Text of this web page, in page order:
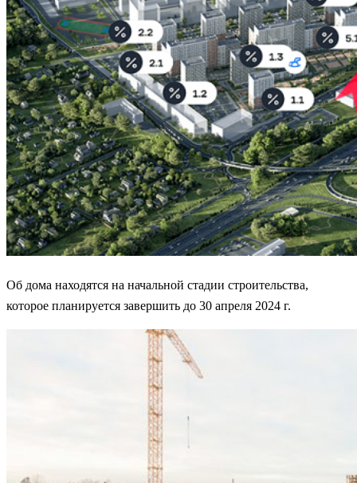
Об дома находятся на начальной стадии строительства,
которое планируется завершить до 30 апреля 2024 г.